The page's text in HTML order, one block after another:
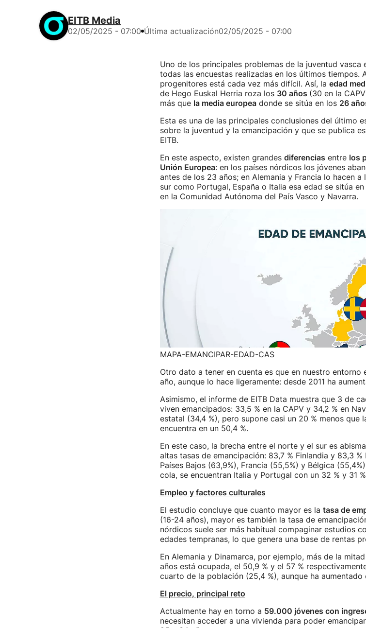
EITB Media
02/05/2025 - 07:00 Última actualización02/05/2025 - 07:00
Uno de los principales problemas de la juventud vasca
todas las encuestas realizadas en los últimos tiempos.
progenitores está cada vez más difícil. Así, la edad
de Hego Euskal Herria roza los 30 años (30 en la
más que la media europeadonde se sitúa en los 26
Esta es una de las principales conclusiones del último
sobre la juventud y la emancipación y que se publica
EITB.
En este aspecto, existen grandes diferencias entre los
Unión Europea: en los países nórdicos los jóvenes
antes de los 23 años; en Alemania y Francia lo hacen
sur como Portugal, España o Italia esa edad se sitúa
en la Comunidad Autónoma del País Vasco y Navarra.
MAPA-EMANCIPAR-EDAD-CAS
Otro dato a tener en cuenta es que en nuestro entorno
año, aunque lo hace ligeramente: desde 2011 ha
Asimismo, el informe de EITB Data muestra que 3 de
viven emancipados: 33,5 % en la CAPV y 34,2 % en
estatal (34,4 %), pero supone casi un 20 % menos que
encuentra en un 50,4 %.
En este caso, la brecha entre el norte y el sur es
altas tasas de emancipación: 83,7 % Finlandia y 83,3
Países Bajos (63,9%), Francia (55,5%) y Bélgica
cola, se encuentran Italia y Portugal con un 32 % y 31
Empleo y factores culturales
El estudio concluye que cuanto mayor es la tasa de
(16-24 años), mayor es también la tasa de
nórdicos suele ser más habitual compaginar estudios
edades tempranas, lo que genera una base de rentas
En Alemania y Dinamarca, por ejemplo, más de la
años está ocupada, el 50,9 % y el 57 %
cuarto de la población (25,4 %), aunque ha aumentado
El precio, principal reto
Actualmente hay en torno a 59.000 jóvenes con
necesitan acceder a una vivienda para poder